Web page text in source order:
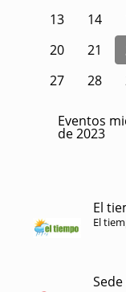
13
14
20
21
27
28
Eventos
de 2023
El
El